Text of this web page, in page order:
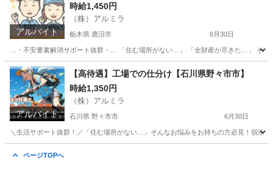
アルバイト
時給1,450円
（株）アルミラ
栃木県 鹿沼市 6月30日
…・不安要素解消サポート抜群・… 「住む場所がない…」 「全財産が尽きた…」 そん
栃木 鹿沼市 倉庫 時給
アルバイト
【高待遇】工場での仕分け【石川県野々市市】
時給1,350円
（株）アルミラ
石川県 野々市市 6月30日
＼生活サポート抜群！／「住む場所がない…」そんなお悩みをお持ちの方必見！宿
ページTOPへ